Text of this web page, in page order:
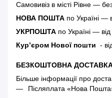
Самовивіз в місті Рівне —
НОВА ПОШТА по Україні —
УКРПОШТА по Україні — від
Кур’єром Нової пошти -
БЕЗКОШТОВНА ДОСТАВКА
Більше інформації про
Післяплата «Нова